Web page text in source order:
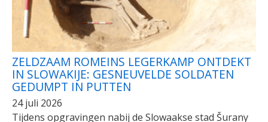
ZELDZAAM ROMEINS LEGERKAMP ONTDEKT
IN SLOWAKIJE: GESNEUVELDE SOLDATEN
GEDUMPT IN PUTTEN
24 juli 2026
Tijdens opgravingen nabij de Slowaakse stad Šurany